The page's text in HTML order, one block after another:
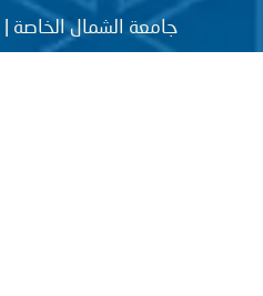
جامعة الشمال الخاصة | Copyright © 2026